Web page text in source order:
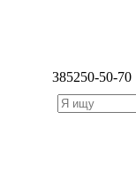
385250-50-70